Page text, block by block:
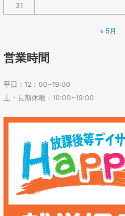
31
« 5月
営業時間
平日：12：00~19:00
土・長期休暇：10:00~19:00